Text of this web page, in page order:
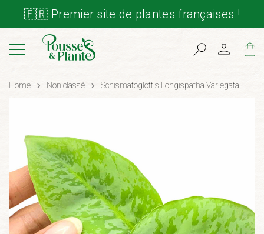
🇫🇷 Premier site de plantes françaises !
Cart
Home Non classé Schismatoglottis Longispatha Variegata